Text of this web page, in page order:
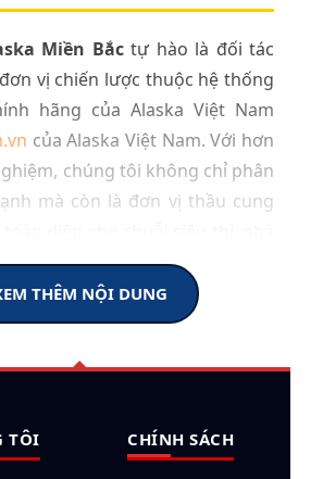
Miền Bắctự hào là đối tác
vị chiến lược thuộc hệ thống
hãng của Alaska Việt Nam
của Alaska Việt Nam. Với hơn
chúng tôi không chỉ phân
mà còn là đơn vị thầu cung
và các dự án công nghiệp quy
vực phía Bắc.
phẩm chính & Giải
cấp hệ sinh thái thiết bị điện
được kiểm định nghiêm
THÊM NỘI DUNG
TÔI CHÍNH SÁCH